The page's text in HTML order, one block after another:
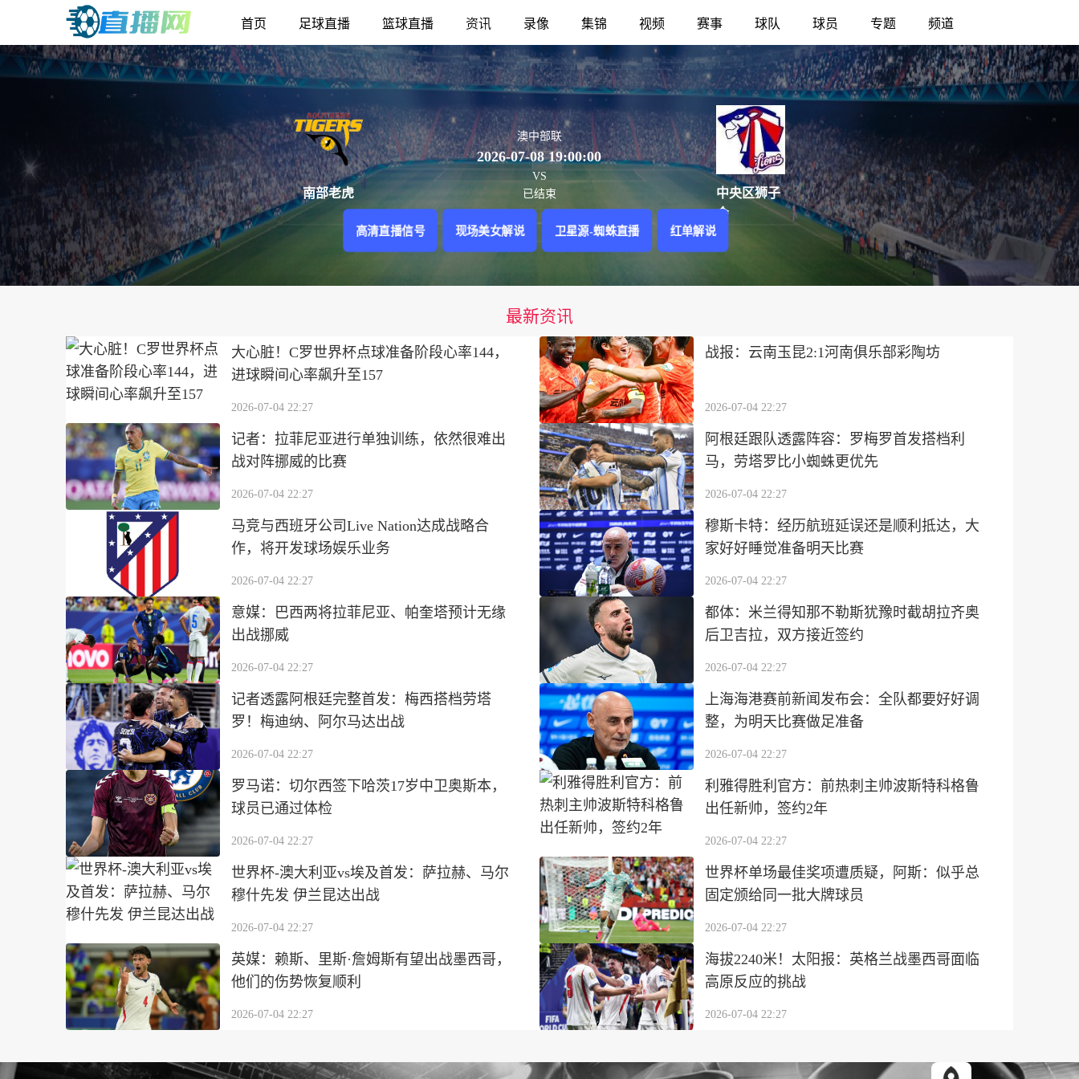
首页 足球直播 篮球直播 资讯 录像 集锦 视频 赛事 球队 球员 专题 频道
南部老虎
澳中部联
2026-07-08 19:00:00
VS
已结束
中央区狮子
会
高清直播信号 现场美女解说 卫星源-蜘蛛直播 红单解说
最新资讯
大心脏！C罗世界杯点球准备阶段心率144，
进球瞬间心率飙升至157
2026-07-04 22:27
战报：云南玉昆2:1河南俱乐部彩陶坊
2026-07-04 22:27
记者：拉菲尼亚进行单独训练，依然很难出
战对阵挪威的比赛
2026-07-04 22:27
阿根廷跟队透露阵容：罗梅罗首发搭档利
马，劳塔罗比小蜘蛛更优先
2026-07-04 22:27
马竞与西班牙公司Live Nation达成战略合
作，将开发球场娱乐业务
2026-07-04 22:27
穆斯卡特：经历航班延误还是顺利抵达，大
家好好睡觉准备明天比赛
2026-07-04 22:27
意媒：巴西两将拉菲尼亚、帕奎塔预计无缘
出战挪威
2026-07-04 22:27
都体：米兰得知那不勒斯犹豫时截胡拉齐奥
后卫吉拉，双方接近签约
2026-07-04 22:27
记者透露阿根廷完整首发：梅西搭档劳塔
罗！梅迪纳、阿尔马达出战
2026-07-04 22:27
上海海港赛前新闻发布会：全队都要好好调
整，为明天比赛做足准备
2026-07-04 22:27
罗马诺：切尔西签下哈茨17岁中卫奥斯本，
球员已通过体检
2026-07-04 22:27
利雅得胜利官方：前热刺主帅波斯特科格鲁
出任新帅，签约2年
2026-07-04 22:27
世界杯-澳大利亚vs埃及首发：萨拉赫、马尔
穆什先发 伊兰昆达出战
2026-07-04 22:27
世界杯单场最佳奖项遭质疑，阿斯：似乎总
固定颁给同一批大牌球员
2026-07-04 22:27
英媒：赖斯、里斯·詹姆斯有望出战墨西哥，
他们的伤势恢复顺利
2026-07-04 22:27
海拔2240米！太阳报：英格兰战墨西哥面临
高原反应的挑战
2026-07-04 22:27